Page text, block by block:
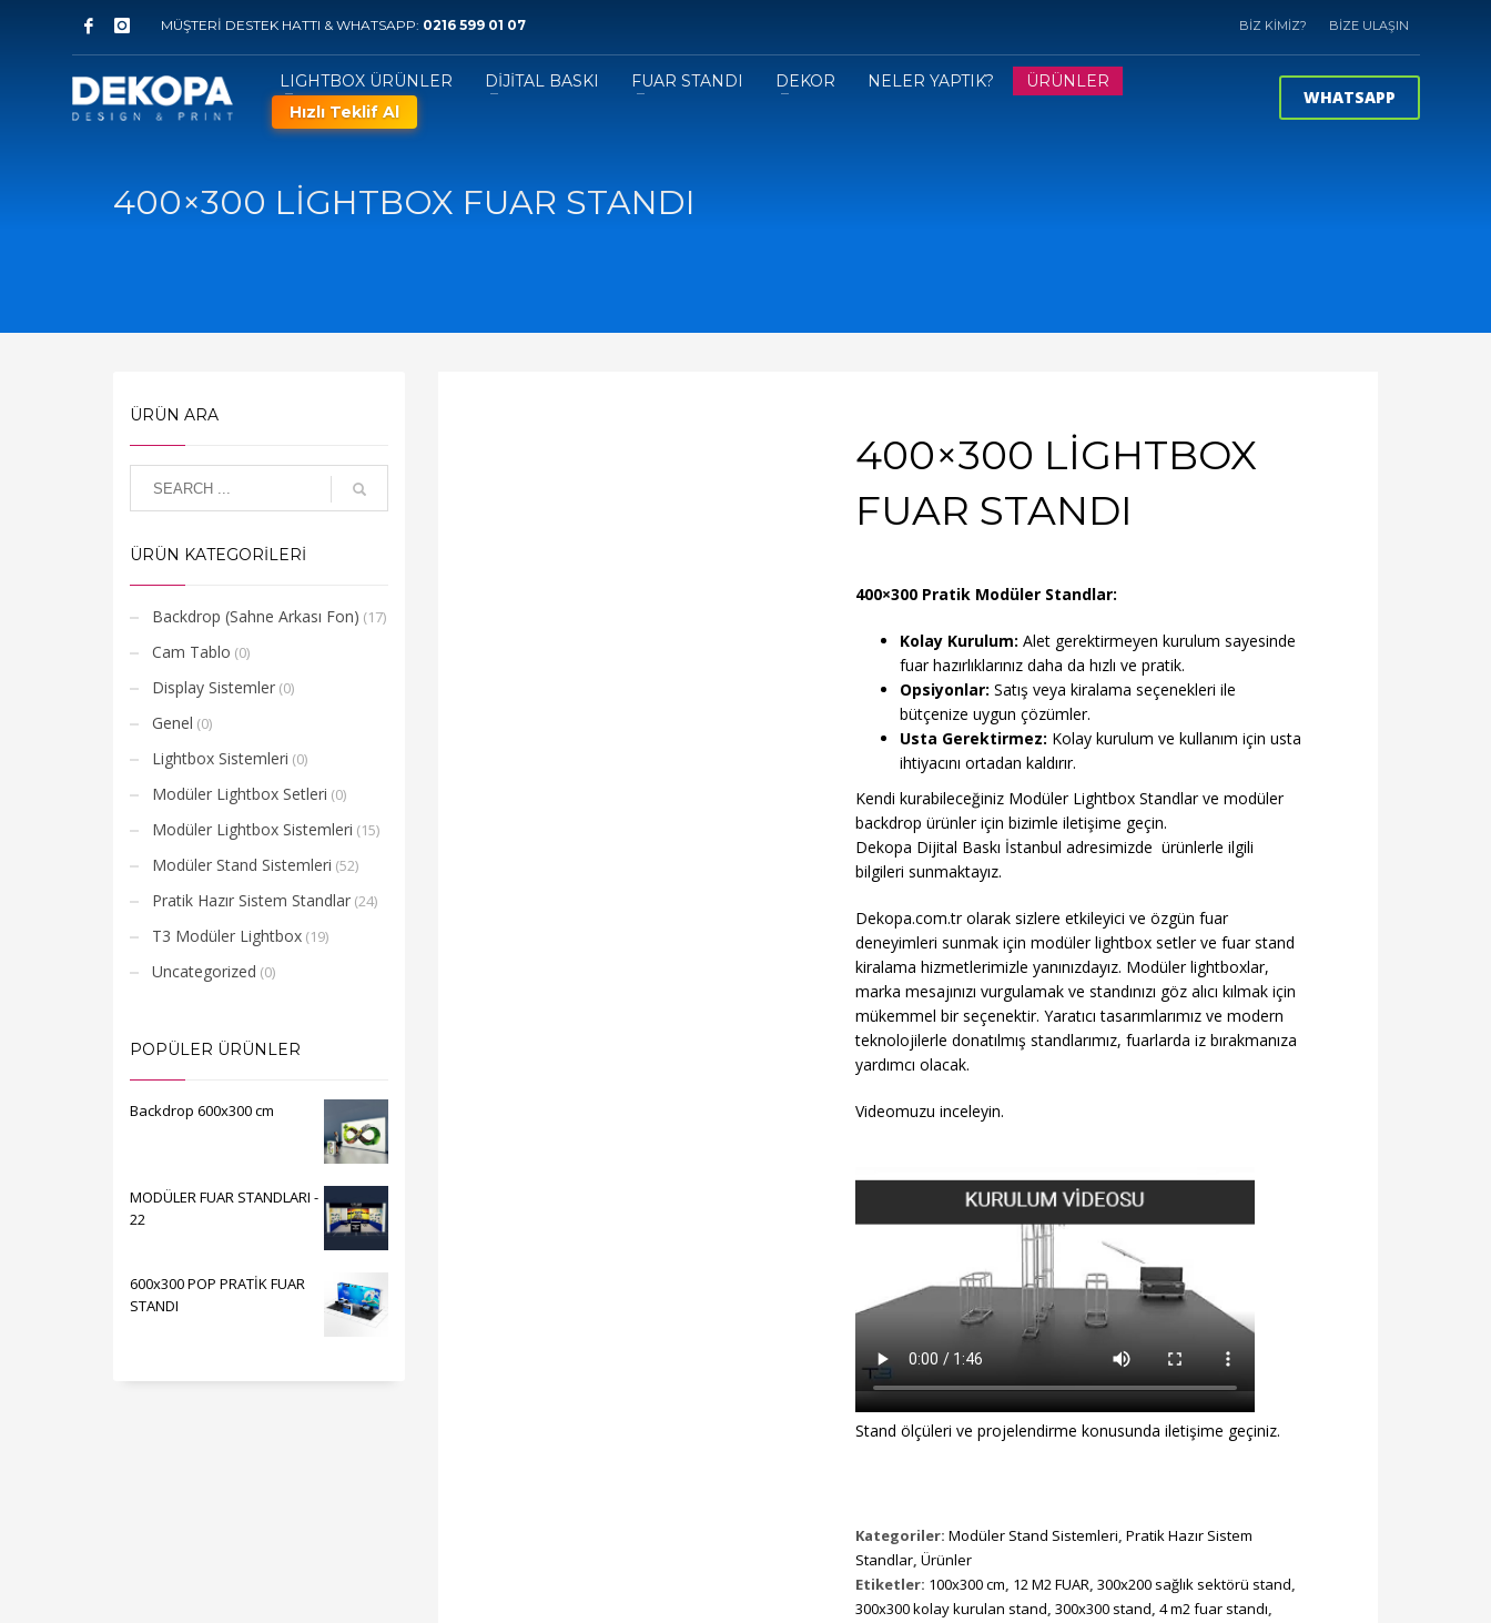
MÜŞTERİ DESTEK HATTI & WHATSAPP: 0216 599 01 07 BİZ KİMİZ? BİZE ULAŞIN
LIGHTBOX ÜRÜNLER DİJİTAL BASKI FUAR STANDI DEKOR NELER YAPTIK?
ÜRÜNLER
Hızlı Teklif Al
WHATSAPP
400×300 LİGHTBOX FUAR STANDI
ÜRÜN ARA
ÜRÜN KATEGORİLERİ
Backdrop (Sahne Arkası Fon) (17)
Cam Tablo (0)
Display Sistemler (0)
Genel (0)
Lightbox Sistemleri (0)
Modüler Lightbox Setleri (0)
Modüler Lightbox Sistemleri (15)
Modüler Stand Sistemleri (52)
Pratik Hazır Sistem Standlar (24)
T3 Modüler Lightbox (19)
Uncategorized (0)
POPÜLER ÜRÜNLER
Backdrop 600x300 cm
MODÜLER FUAR STANDLARI -
22
600x300 POP PRATİK FUAR
STANDI
400×300 LİGHTBOX
FUAR STANDI
400×300 Pratik Modüler Standlar:
Kolay Kurulum: Alet gerektirmeyen kurulum sayesinde
fuar hazırlıklarınız daha da hızlı ve pratik.
Opsiyonlar: Satış veya kiralama seçenekleri ile
bütçenize uygun çözümler.
Usta Gerektirmez: Kolay kurulum ve kullanım için usta
ihtiyacını ortadan kaldırır.
Kendi kurabileceğiniz Modüler Lightbox Standlar ve modüler
backdrop ürünler için bizimle iletişime geçin.
Dekopa Dijital Baskı İstanbul adresimizde ürünlerle ilgili
bilgileri sunmaktayız.
Dekopa.com.tr olarak sizlere etkileyici ve özgün fuar
deneyimleri sunmak için modüler lightboxsetler ve fuar stand
kiralama hizmetlerimizle yanınızdayız. Modüler lightboxlar,
marka mesajınızı vurgulamak ve standınızı göz alıcı kılmak için
mükemmel bir seçenektir. Yaratıcı tasarımlarımız ve modern
teknolojilerle donatılmış standlarımız, fuarlarda iz bırakmanıza
yardımcı olacak.
Videomuzu inceleyin.
Stand ölçüleri ve projelendirme konusunda iletişime geçiniz.
Kategoriler: Modüler Stand Sistemleri, Pratik Hazır Sistem
Standlar, Ürünler
Etiketler: 100x300 cm, 12 M2 FUAR, 300x200 sağlık sektörü stand,
300x300 kolay kurulan stand, 300x300 stand, 4 m2 fuar standı,